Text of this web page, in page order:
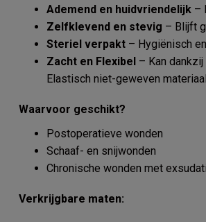
Ademend en huidvriendelijk –
Zelfklevend en stevig – Blijft
Steriel verpakt – Hygiënisch
Zacht en Flexibel – Kan
Elastisch niet-geweven
Waarvoor geschikt?
Postoperatieve wonden
Schaaf- en snijwonden
Chronische wonden met
Verkrijgbare maten: